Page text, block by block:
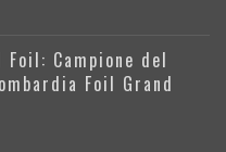
Campione del
Foil Grand